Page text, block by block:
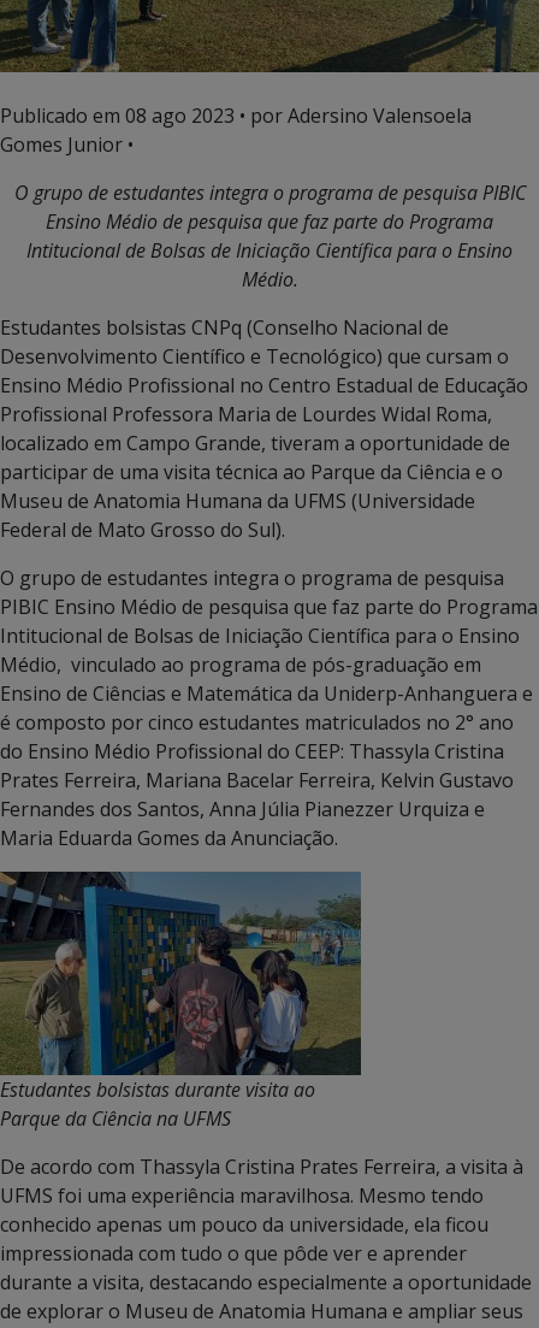
Publicado em 08 ago 2023 • por Adersino Valensoela
Gomes Junior •
O grupo de estudantes integra o programa de pesquisa PIBIC
Ensino Médio de pesquisa que faz parte do Programa
Intitucional de Bolsas de Iniciação Científica para o Ensino
Médio.
Estudantes bolsistas CNPq (Conselho Nacional de
Desenvolvimento Científico e Tecnológico) que cursam o
Ensino Médio Profissional no Centro Estadual de Educação
Profissional Professora Maria de Lourdes Widal Roma,
localizado em Campo Grande, tiveram a oportunidade de
participar de uma visita técnica ao Parque da Ciência e o
Museu de Anatomia Humana da UFMS (Universidade
Federal de Mato Grosso do Sul).
O grupo de estudantes integra o programa de pesquisa
PIBIC Ensino Médio de pesquisa que faz parte do Programa
Intitucional de Bolsas de Iniciação Científica para o Ensino
Médio, vinculado ao programa de pós-graduação em
Ensino de Ciências e Matemática da Uniderp-Anhanguera e
é composto por cinco estudantes matriculados no 2° ano
do Ensino Médio Profissional do CEEP: Thassyla Cristina
Prates Ferreira, Mariana Bacelar Ferreira, Kelvin Gustavo
Fernandes dos Santos, Anna Júlia Pianezzer Urquiza e
Maria Eduarda Gomes da Anunciação.
Estudantes bolsistas durante visita ao
Parque da Ciência na UFMS
De acordo com Thassyla Cristina Prates Ferreira, a visita à
UFMS foi uma experiência maravilhosa. Mesmo tendo
conhecido apenas um pouco da universidade, ela ficou
impressionada com tudo o que pôde ver e aprender
durante a visita, destacando especialmente a oportunidade
de explorar o Museu de Anatomia Humana e ampliar seus